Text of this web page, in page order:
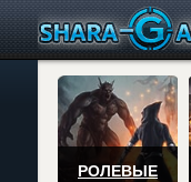
РОЛЕВЫЕ